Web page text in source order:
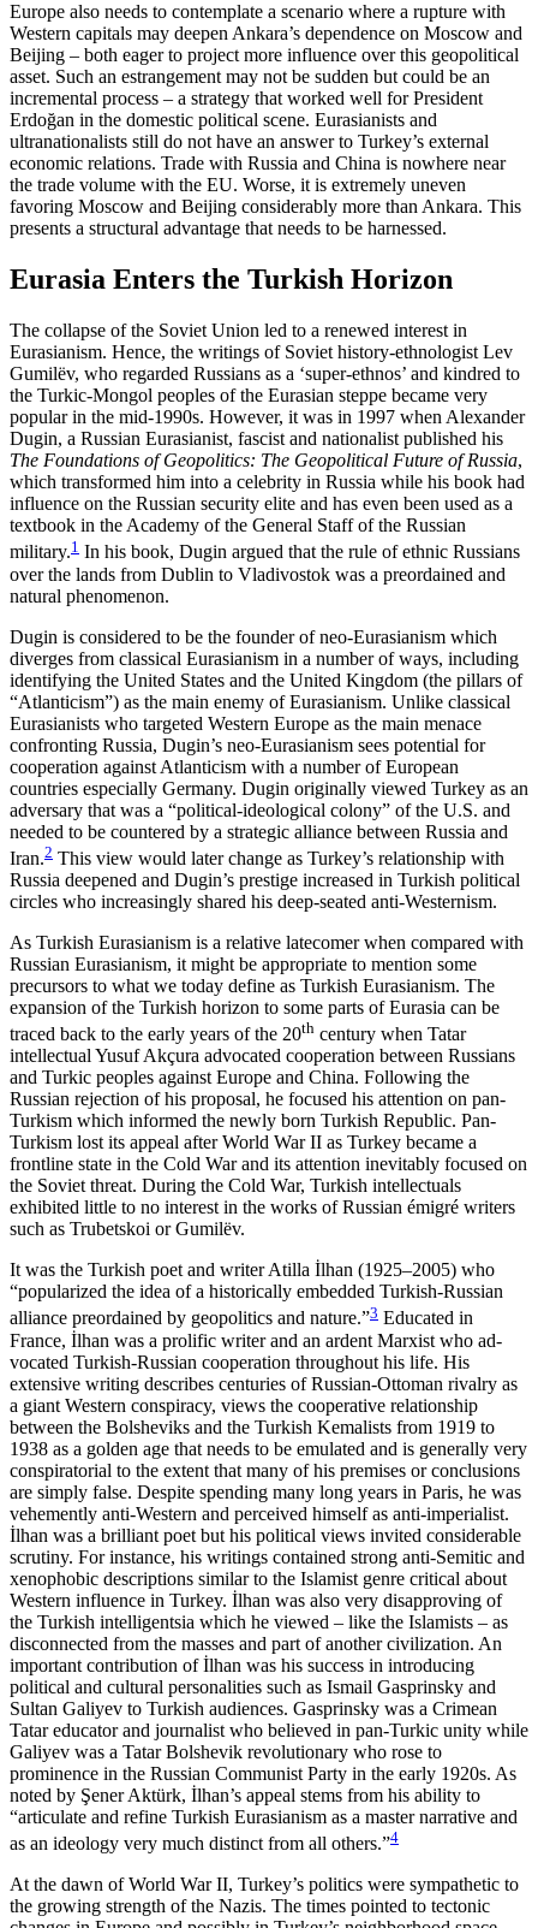
Europe also needs to contemplate a scenario where a rupture with
Western capitals may deepen Ankara’s dependence on Moscow and
Beijing – both eager to project more influence over this geopolitical
asset. Such an estrangement may not be sudden but could be an
incremental process – a strategy that worked well for President
Erdoğan in the domestic political scene. Eurasianists and
ultranationalists still do not have an answer to Turkey’s external
economic rela­tions. Trade with Russia and China is nowhere near
the trade volume with the EU. Worse, it is extremely uneven
favoring Moscow and Beijing considerably more than Ankara. This
presents a structural advan­tage that needs to be harnessed.
Eurasia Enters the Turkish Horizon
The collapse of the Soviet Union led to a renewed interest in
Eurasianism. Hence, the writings of Soviet history-ethnologist Lev
Gumilëv, who regarded Rus­sians as a ‘super-ethnos’ and kindred to
the Turkic-Mongol peoples of the Eurasian steppe became very
popular in the mid-1990s. However, it was in 1997 when Alexander
Dugin, a Russian Eurasianist, fascist and nationalist published his
The Foundations of Geo­politics: The Geopolitical Future of Russia,
which transformed him into a celebrity in Russia while his book had
influence on the Russian security elite and has even been used as a
textbook in the Academy of the General Staff of the Russian
military.1 In his book, Dugin argued that the rule of ethnic Russians
over the lands from Dublin to Vladivostok was a pre­ordained and
natural phenomenon.
Dugin is considered to be the founder of neo-Eura­sianism which
diverges from classical Eurasianism in a number of ways, including
identifying the United States and the United Kingdom (the pillars of
“At­lan­ticism”) as the main enemy of Eurasianism. Unlike classical
Eurasianists who targeted Western Europe as the main menace
confronting Russia, Dugin’s neo-Eurasianism sees potential for
cooperation against Atlanticism with a number of European
countries especially Germany. Dugin originally viewed Turkey as an
adversary that was a “political-ideological colony” of the U.S. and
needed to be countered by a strategic alliance between Russia and
Iran.2 This view would later change as Turkey’s relationship with
Russia deepened and Dugin’s prestige increased in Turkish political
circles who increasingly shared his deep-seated anti-Westernism.
As Turkish Eurasianism is a relative latecomer when compared with
Russian Eurasianism, it might be appropriate to mention some
precursors to what we today define as Turkish Eurasianism. The
expan­sion of the Turkish horizon to some parts of Eurasia can be
traced back to the early years of the 20th cen­tury when Tatar
intellectual Yusuf Akçura advocated cooperation between Russians
and Turkic peoples against Europe and China. Following the
Russian rejec­tion of his proposal, he focused his attention on pan-
Turkism which informed the newly born Turkish Re­public. Pan-
Turkism lost its appeal after World War II as Turkey became a
frontline state in the Cold War and its attention inevitably focused on
the Soviet threat. During the Cold War, Turkish intellectuals
exhibited little to no interest in the works of Russian émigré writers
such as Trubetskoi or Gumilëv.
It was the Turkish poet and writer Atilla İlhan (1925–2005) who
“popularized the idea of a histori­cally embedded Turkish-Russian
alliance preordained by geopolitics and nature.”3 Educated in
France, İlhan was a prolific writer and an ardent Marxist who ad­
vocated Turkish-Russian cooperation throughout his life. His
extensive writing describes centuries of Rus­sian-Ottoman rivalry as
a giant Western conspiracy, views the cooperative relationship
between the Bol­she­viks and the Turkish Kemalists from 1919 to
1938 as a golden age that needs to be emulated and is gen­erally very
conspiratorial to the extent that many of his premises or conclusions
are simply false. Despite spending many long years in Paris, he was
vehemently anti-Western and perceived himself as anti-imperi­alist.
İlhan was a brilliant poet but his political views invited considerable
scrutiny. For instance, his writ­ings contained strong anti-Semitic and
xenophobic descriptions similar to the Islamist genre critical about
Western influence in Turkey. İlhan was also very disapproving of
the Turkish intelligentsia which he viewed – like the Islamists – as
disconnected from the masses and part of another civilization. An
important contribution of İlhan was his success in introducing
political and cultural personalities such as Ismail Gasprinsky and
Sultan Galiyev to Turkish audiences. Gasprinsky was a Crimean
Tatar educator and journalist who believed in pan-Turkic unity while
Galiyev was a Tatar Bolshevik revolutionary who rose to
prominence in the Russian Communist Party in the early 1920s. As
noted by Şener Aktürk, İlhan’s appeal stems from his ability to
“articulate and refine Turk­ish Eurasianism as a master narrative and
as an ideol­ogy very much distinct from all others.”4
At the dawn of World War II, Turkey’s politics were sympathetic to
the growing strength of the Nazis. The times pointed to tectonic